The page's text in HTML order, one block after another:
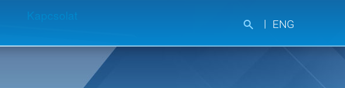
Kapcsolat
ENG